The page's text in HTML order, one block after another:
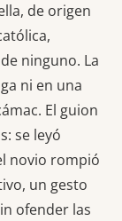
de origen
ninguno. La
ni en una
El guion
se leyó
novio rompió
un gesto
ofender las